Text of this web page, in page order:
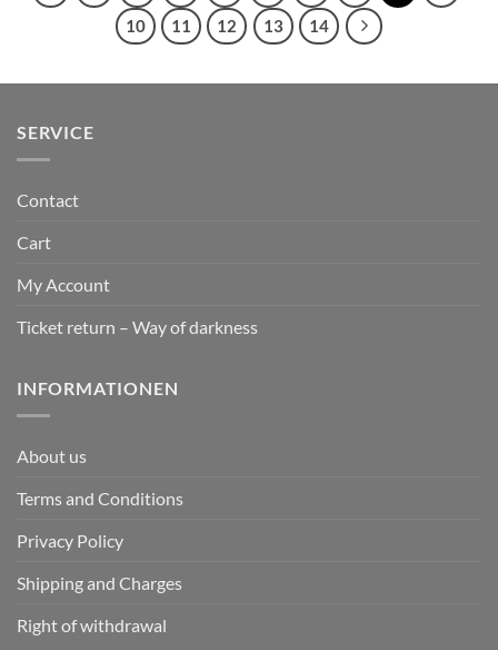
10
11 12 13 14
SERVICE
Contact
Cart
My Account
Ticket return – Way of darkness
INFORMATIONEN
About us
Terms and Conditions
Privacy Policy
Shipping and Charges
Right of withdrawal